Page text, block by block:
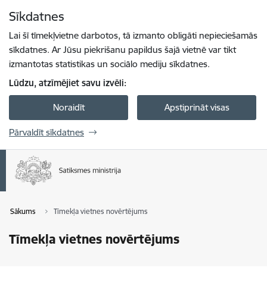
Sīkdatnes
Lai šī tīmekļvietne darbotos, tā izmanto obligāti nepieciešamās
sīkdatnes. Ar Jūsu piekrišanu papildus šajā vietnē var tikt
izmantotas statistikas un sociālo mediju sīkdatnes.
Lūdzu, atzīmējiet savu izvēli:
Noraidīt Apstiprināt visas
Pārvaldīt sīkdatnes
Sākums Tīmekļa vietnes novērtējums
Tīmekļa vietnes novērtējums